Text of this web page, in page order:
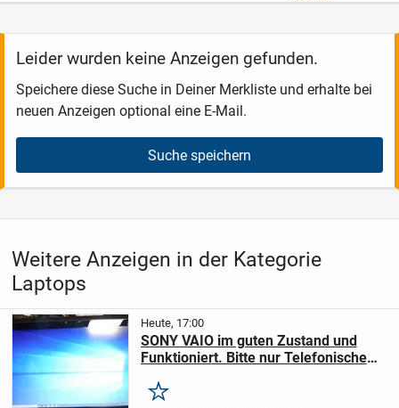
Leider wurden keine Anzeigen gefunden.
Speichere diese Suche in Deiner Merkliste und erhalte bei
neuen Anzeigen optional eine E-Mail.
Suche speichern
Weitere Anzeigen in der Kategorie
Laptops
Heute, 17:00
SONY VAIO im guten Zustand und
Funktioniert. Bitte nur Telefonische
Merken